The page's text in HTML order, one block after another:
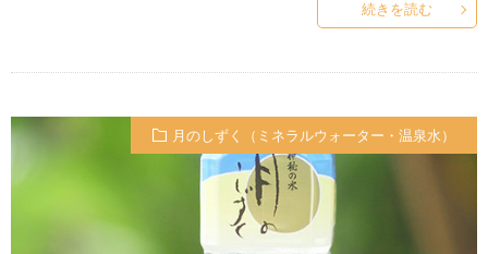
続きを読む
月のしずく（ミネラルウォーター・温泉水）